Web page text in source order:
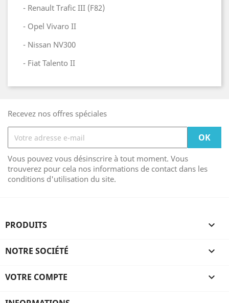
- Renault Trafic III (F82)
- Opel Vivaro II
- Nissan NV300
- Fiat Talento II
Recevez nos offres spéciales
Vous pouvez vous désinscrire à tout moment. Vous
trouverez pour cela nos informations de contact dans les
conditions d'utilisation du site.
PRODUITS 
NOTRE SOCIÉTÉ 
VOTRE COMPTE 